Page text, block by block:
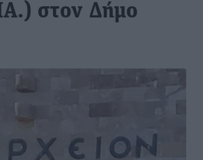
στον Δήμο